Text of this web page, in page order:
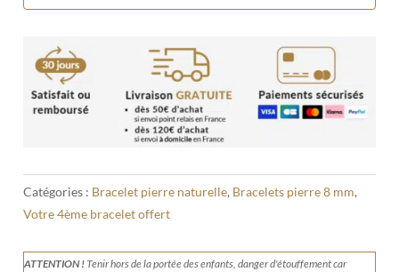
Catégories : Bracelet pierre naturelle, Bracelets pierre 8 mm,
Votre 4ème bracelet offert
ATTENTION !Tenirhors de la portée des enfants, danger d'étouffement car